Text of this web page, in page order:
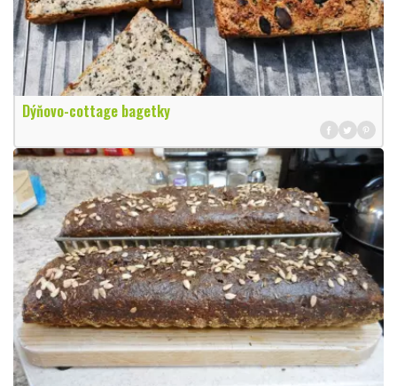
Dýňovo-cottage bagetky